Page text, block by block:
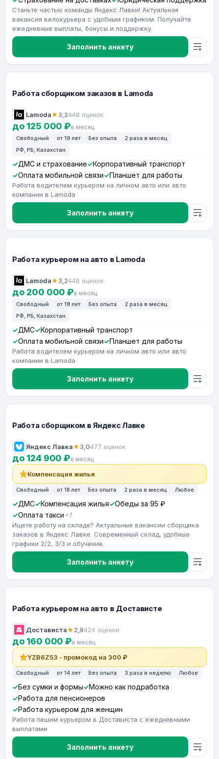
Станьте частью команды Яндекс Лавки! Актуальная
вакансия велокурьера с удобным графиком. Получайте
ежедневные выплаты, бонусы и поддержку.
Заполнить анкету
Работа сборщиком заказов в Lamoda
Lamoda★3,2448 оценок
до 125 000 ₽в месяц
Свободный от 19 лет Без опыта
2 раза в месяц
РФ, РБ, Казахстан
ДМС и страхование
Корпоративный транспорт
Оплата мобильной связи
Планшет для работы
Работа водителем курьером на личном авто или авто
компании в Lamoda
Заполнить анкету
Работа курьером на авто в Lamoda
Lamoda★3,2448 оценок
до 200 000 ₽в месяц
Свободный от 19 лет Без опыта
2 раза в месяц
РФ, РБ, Казахстан
ДМС
Корпоративный транспорт
Оплата мобильной связи
Планшет для работы
Работа водителем курьером на личном авто или авто
компании в Lamoda
Заполнить анкету
Работа сборщиком в Яндекс Лавке
Яндекс Лавка★3,0477 оценок
до 124 900 ₽в месяц
Компенсация жилья
Свободный от 18 лет Без опыта 2 раза в месяц Любое
ДМС Компенсация жилья
Обеды за 95 ₽
Оплата такси +1
Ищете работу на складе? Актуальные вакансии сборщика
заказов в Яндекс Лавке. Современный склад, удобные
графики 2/2, 3/3 и обучение.
Заполнить анкету
Работа курьером на авто в Достависте
Достависта★2,9424 оценки
до 160 000 ₽в месяц
YZB6Z53 - промокод на 300 ₽
Свободный от 14 лет Без опыта 3 раза в неделю Любое
Без сумки и формы
Можно как подработка
Работа для пенсионеров
Работа курьером для женщин
Работа пешим курьером в Достависта с ежедневными
выплатами
Заполнить анкету